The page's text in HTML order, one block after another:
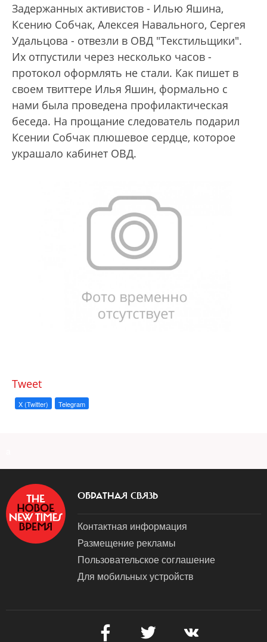
Задержанных активистов - Илью Яшина,
Ксению Собчак, Алексея Навального, Сергея
Удальцова - отвезли в ОВД "Текстильщики".
Их отпустили через несколько часов -
протокол оформлять не стали. Как пишет в
своем твиттере Илья Яшин, формально с
нами была проведена профилактическая
беседа. На прощание следователь подарил
Ксении Собчак плюшевое сердце, которое
украшало кабинет ОВД.
Tweet
X (Twitter) Telegram
ОБРАТНАЯ СВЯЗЬ
Контактная информация
Размещение рекламы
Пользовательское соглашение
Для мобильных устройств